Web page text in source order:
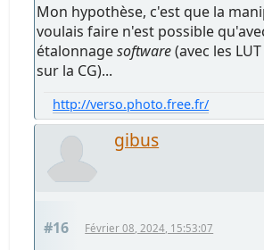
Mon hypothèse, c'est que la
voulais faire n'est possible
étalonnagesoftware(avec les
sur la CG)...
http://verso.photo.free.fr/
gibus
#16 Février 08, 2024, 15:53:07